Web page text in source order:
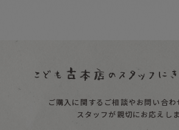
ご購入に関するご相談やお問い合わ
スタッフが親切にお応えしま